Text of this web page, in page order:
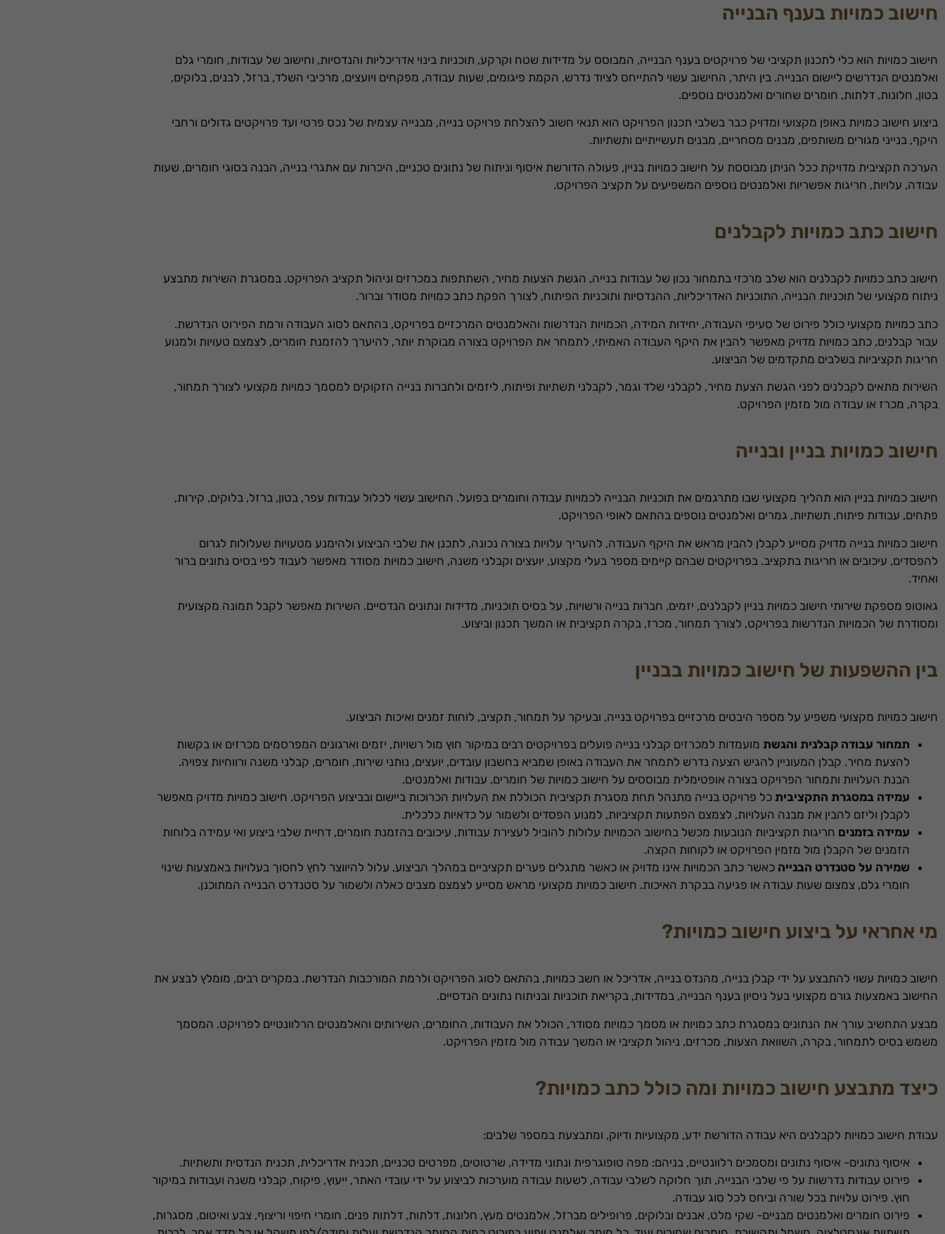
חישוב כמויות בענף הבנייה
חישוב כמויות הוא כלי לתכנון תקציבי של פרויקטים בענף הבנייה, המבוסס על מדידות שטח וקרקע, תוכניות בינוי אדריכליות והנדסיות, וחישוב של עבודות, חומרי גלם
ואלמנטים הנדרשים ליישום הבנייה. בין היתר, החישוב עשוי להתייחס לציוד נדרש, הקמת פיגומים, שעות עבודה, מפקחים ויועצים, מרכיבי השלד, ברזל, לבנים, בלוקים,
בטון, חלונות, דלתות, חומרים שחורים ואלמנטים נוספים.
ביצוע חישוב כמויות באופן מקצועי ומדויק כבר בשלבי תכנון הפרויקט הוא תנאי חשוב להצלחת פרויקט בנייה, מבנייה עצמית של נכס פרטי ועד פרויקטים גדולים ורחבי
היקף, בנייני מגורים משותפים, מבנים מסחריים, מבנים תעשייתיים ותשתיות.
הערכה תקציבית מדויקת ככל הניתן מבוססת על חישוב כמויות בניין, פעולה הדורשת איסוף וניתוח של נתונים טכניים, היכרות עם אתגרי בנייה, הבנה בסוגי חומרים, שעות
עבודה, עלויות, חריגות אפשריות ואלמנטים נוספים המשפיעים על תקציב הפרויקט.
חישוב כתב כמויות לקבלנים
חישוב כתב כמויות לקבלנים הוא שלב מרכזי בתמחור נכון של עבודות בנייה, הגשת הצעות מחיר, השתתפות במכרזים וניהול תקציב הפרויקט. במסגרת השירות מתבצע
ניתוח מקצועי של תוכניות הבנייה, התוכניות האדריכליות, ההנדסיות ותוכניות הפיתוח, לצורך הפקת כתב כמויות מסודר וברור.
כתב כמויות מקצועי כולל פירוט של סעיפי העבודה, יחידות המידה, הכמויות הנדרשות והאלמנטים המרכזיים בפרויקט, בהתאם לסוג העבודה ורמת הפירוט הנדרשת.
עבור קבלנים, כתב כמויות מדויק מאפשר להבין את היקף העבודה האמיתי, לתמחר את הפרויקט בצורה מבוקרת יותר, להיערך להזמנת חומרים, לצמצם טעויות ולמנוע
חריגות תקציביות בשלבים מתקדמים של הביצוע.
השירות מתאים לקבלנים לפני הגשת הצעת מחיר, לקבלני שלד וגמר, לקבלני תשתיות ופיתוח, ליזמים ולחברות בנייה הזקוקים למסמך כמויות מקצועי לצורך תמחור,
בקרה, מכרז או עבודה מול מזמין הפרויקט.
חישוב כמויות בניין ובנייה
חישוב כמויות בניין הוא תהליך מקצועי שבו מתרגמים את תוכניות הבנייה לכמויות עבודה וחומרים בפועל. החישוב עשוי לכלול עבודות עפר, בטון, ברזל, בלוקים, קירות,
פתחים, עבודות פיתוח, תשתיות, גמרים ואלמנטים נוספים בהתאם לאופי הפרויקט.
חישוב כמויות בנייה מדויק מסייע לקבלן להבין מראש את היקף העבודה, להעריך עלויות בצורה נכונה, לתכנן את שלבי הביצוע ולהימנע מטעויות שעלולות לגרום
להפסדים, עיכובים או חריגות בתקציב. בפרויקטים שבהם קיימים מספר בעלי מקצוע, יועצים וקבלני משנה, חישוב כמויות מסודר מאפשר לעבוד לפי בסיס נתונים ברור
ואחיד.
גאוטופ מספקת שירותי חישוב כמויות בניין לקבלנים, יזמים, חברות בנייה ורשויות, על בסיס תוכניות, מדידות ונתונים הנדסיים. השירות מאפשר לקבל תמונה מקצועית
ומסודרת של הכמויות הנדרשות בפרויקט, לצורך תמחור, מכרז, בקרה תקציבית או המשך תכנון וביצוע.
בין ההשפעות של חישוב כמויות בבניין
חישוב כמויות מקצועי משפיע על מספר היבטים מרכזיים בפרויקט בנייה, ובעיקר על תמחור, תקציב, לוחות זמנים ואיכות הביצוע.
תמחור עבודה קבלנית והגשת מועמדות למכרזים קבלני בנייה פועלים בפרויקטים רבים במיקור חוץ מול רשויות, יזמים וארגונים המפרסמים מכרזים או בקשות
להצעת מחיר. קבלן המעוניין להגיש הצעה נדרש לתמחר את העבודה באופן שמביא בחשבון עובדים, יועצים, נותני שירות, חומרים, קבלני משנה ורווחיות צפויה.
הבנת העלויות ותמחור הפרויקט בצורה אופטימלית מבוססים על חישוב כמויות של חומרים, עבודות ואלמנטים.
עמידה במסגרת התקציבית כל פרויקט בנייה מתנהל תחת מסגרת תקציבית הכוללת את העלויות הכרוכות ביישום ובביצוע הפרויקט. חישוב כמויות מדויק מאפשר
לקבלן וליזם להבין את מבנה העלויות, לצמצם הפתעות תקציביות, למנוע הפסדים ולשמור על כדאיות כלכלית.
עמידה בזמנים חריגות תקציביות הנובעות מכשל בחישוב הכמויות עלולות להוביל לעצירת עבודות, עיכובים בהזמנת חומרים, דחיית שלבי ביצוע ואי עמידה בלוחות
הזמנים של הקבלן מול מזמין הפרויקט או לקוחות הקצה.
שמירה על סטנדרט הבנייה כאשר כתב הכמויות אינו מדויק או כאשר מתגלים פערים תקציביים במהלך הביצוע, עלול להיווצר לחץ לחסוך בעלויות באמצעות שינוי
חומרי גלם, צמצום שעות עבודה או פגיעה בבקרת האיכות. חישוב כמויות מקצועי מראש מסייע לצמצם מצבים כאלה ולשמור על סטנדרט הבנייה המתוכנן.
מי אחראי על ביצוע חישוב כמויות?
חישוב כמויות עשוי להתבצע על ידי קבלן בנייה, מהנדס בנייה, אדריכל או חשב כמויות, בהתאם לסוג הפרויקט ולרמת המורכבות הנדרשת. במקרים רבים, מומלץ לבצע את
החישוב באמצעות גורם מקצועי בעל ניסיון בענף הבנייה, במדידות, בקריאת תוכניות ובניתוח נתונים הנדסיים.
מבצע התחשיב עורך את הנתונים במסגרת כתב כמויות או מסמך כמויות מסודר, הכולל את העבודות, החומרים, השירותים והאלמנטים הרלוונטיים לפרויקט. המסמך
משמש בסיס לתמחור, בקרה, השוואת הצעות, מכרזים, ניהול תקציבי או המשך עבודה מול מזמין הפרויקט.
כיצד מתבצע חישוב כמויות ומה כולל כתב כמויות?
עבודת חישוב כמויות לקבלנים היא עבודה הדורשת ידע, מקצועיות ודיוק, ומתבצעת במספר שלבים:
איסוף נתונים- איסוף נתונים ומסמכים רלוונטיים, בניהם: מפה טופוגרפית ונתוני מדידה, שרטוטים, מפרטים טכניים, תכנית אדריכלית, תכנית הנדסית ותשתיות.
פירוט עבודות נדרשות על פי שלבי הבנייה, תוך חלוקה לשלבי עבודה, לשעות עבודה מוערכות לביצוע על ידי עובדי האתר, ייעוץ, פיקוח, קבלני משנה ועבודות במיקור
חוץ. פירוט עלויות בכל שורה וביחס לכל סוג עבודה.
פירוט חומרים ואלמנטים מבניים- שקי מלט, אבנים ובלוקים, פרופילים מברזל, אלמנטים מעץ, חלונות, דלתות, דלתות פנים, חומרי חיפוי וריצוף, צבע ואיטום, מסגרות,
הכרחי
אינם
כדי שנוכל
תפקוד האתר
ומבנהו,
בהתבסס על
אופן השימוש
משתמש
כדי שהאתר
לקובצי
Cookie
מהפונקציות
באתר
תחומי
וההתנהגות
ביקורך
באתר,